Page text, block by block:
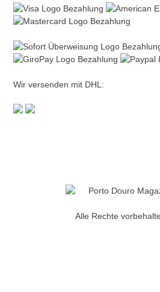
Wir versenden mit DHL:
Alle Rechte